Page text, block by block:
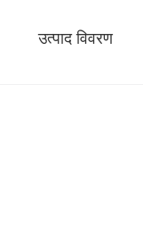
उत्पाद विवरण